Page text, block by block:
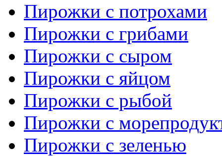
Пирожки с потрохами
Пирожки с грибами
Пирожки с сыром
Пирожки с яйцом
Пирожки с рыбой
Пирожки с
Пирожки с зеленью